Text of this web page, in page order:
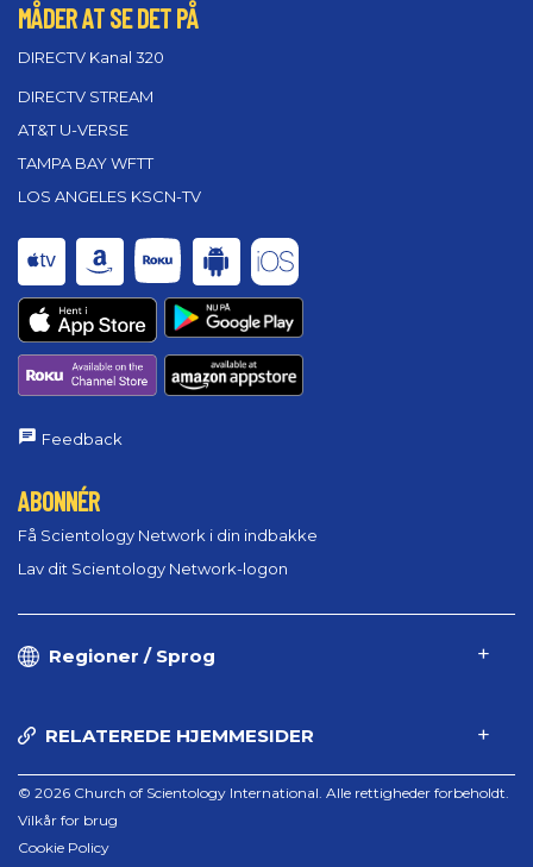
MÅDER AT SE DET PÅ
DIRECTV Kanal 320
DIRECTV STREAM
AT&T U-VERSE
TAMPA BAY WFTT
LOS ANGELES KSCN-TV
Feedback
ABONNÉR
Få Scientology Network i din indbakke
Lav dit Scientology Network-logon
Regioner / Sprog
RELATEREDE HJEMMESIDER
© 2026 Church of Scientology International. Alle rettigheder forbeholdt.
Vilkår for brug
Cookie Policy